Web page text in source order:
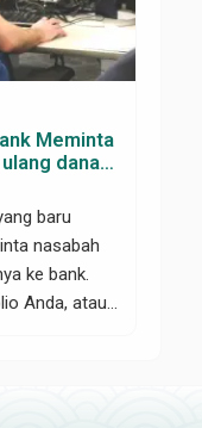
Meminta
dana
baru
nasabah
ke bank.
Anda, atau